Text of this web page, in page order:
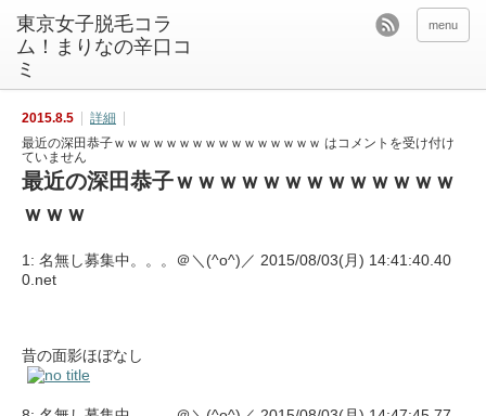
東京女子脱毛コラ
ム！まりなの辛口コ
ミ
menu
2015.8.5
詳細
最近の深田恭子ｗｗｗｗｗｗｗｗｗｗｗｗｗｗｗｗ はコメントを受け付け
ていません
最近の深田恭子ｗｗｗｗｗｗｗｗｗｗｗｗｗ
ｗｗｗ
1: 名無し募集中。。。＠＼(^o^)／ 2015/08/03(月) 14:41:40.40
0.net
昔の面影ほぼなし